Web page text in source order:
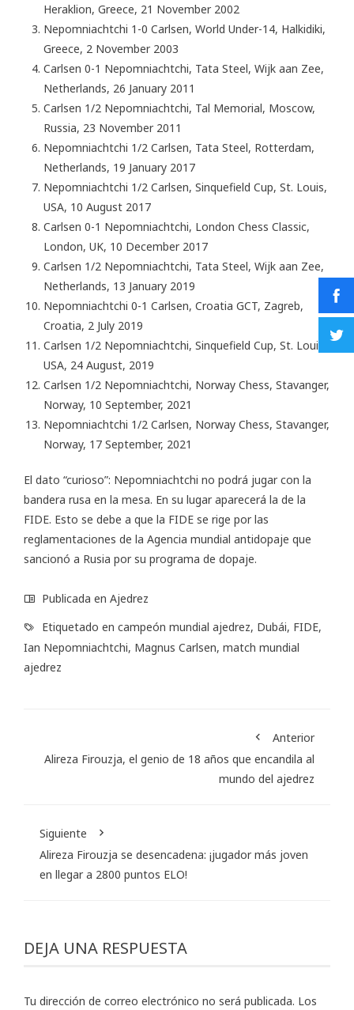
Heraklion, Greece, 21 November 2002
Nepomniachtchi 1-0 Carlsen, World Under-14, Halkidiki,
Greece, 2 November 2003
Carlsen 0-1 Nepomniachtchi, Tata Steel, Wijk aan Zee,
Netherlands, 26 January 2011
Carlsen 1/2 Nepomniachtchi, Tal Memorial, Moscow,
Russia, 23 November 2011
Nepomniachtchi 1/2 Carlsen, Tata Steel, Rotterdam,
Netherlands, 19 January 2017
Nepomniachtchi 1/2 Carlsen, Sinquefield Cup, St. Louis,
USA, 10 August 2017
Carlsen 0-1 Nepomniachtchi, London Chess Classic,
London, UK, 10 December 2017
Carlsen 1/2 Nepomniachtchi, Tata Steel, Wijk aan Zee,
Netherlands, 13 January 2019
Nepomniachtchi 0-1 Carlsen, Croatia GCT, Zagreb,
Croatia, 2 July 2019
Carlsen 1/2 Nepomniachtchi, Sinquefield Cup, St. Louis,
USA, 24 August, 2019
Carlsen 1/2 Nepomniachtchi, Norway Chess, Stavanger,
Norway, 10 September, 2021
Nepomniachtchi 1/2 Carlsen, Norway Chess, Stavanger,
Norway, 17 September, 2021
El dato “curioso”: Nepomniachtchi no podrá jugar con la
bandera rusa en la mesa. En su lugar aparecerá la de la
FIDE. Esto se debe a que la FIDE se rige por las
reglamentaciones de la Agencia mundial antidopaje que
sancionó a Rusia por su programa de dopaje.
Publicada en Ajedrez
Etiquetado en campeón mundial ajedrez, Dubái, FIDE,
Ian Nepomniachtchi, Magnus Carlsen, match mundial
ajedrez
Anterior
Alireza Firouzja, el genio de 18 años que encandila al
mundo del ajedrez
Siguiente
Alireza Firouzja se desencadena: ¡jugador más joven
en llegar a 2800 puntos ELO!
DEJA UNA RESPUESTA
Tu dirección de correo electrónico no será publicada. Los